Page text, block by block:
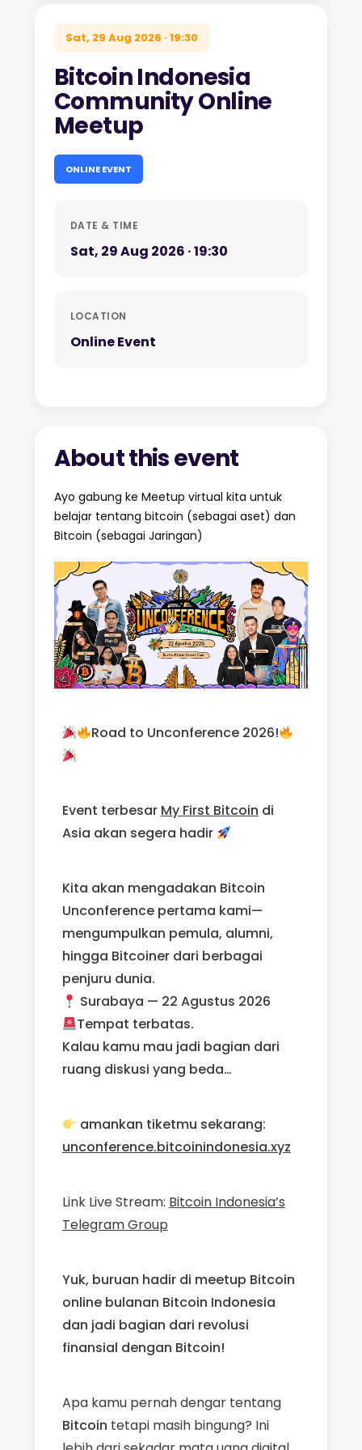
Sat, 29 Aug 2026 · 19:30
Bitcoin Indonesia
Community Online
Meetup
ONLINE EVENT
DATE & TIME
Sat, 29 Aug 2026 · 19:30
LOCATION
Online Event
About this event
Ayo gabung ke Meetup virtual kita untuk
belajar tentang bitcoin (sebagai aset) dan
Bitcoin (sebagai Jaringan)
Road to Unconference 2026!
Event terbesar My First Bitcoin di
Asia akan segera hadir
Kita akan mengadakan Bitcoin
Unconference pertama kami—
mengumpulkan pemula, alumni,
hingga Bitcoiner dari berbagai
penjuru dunia.
Surabaya — 22 Agustus 2026
Tempat terbatas.
Kalau kamu mau jadi bagian dari
ruang diskusi yang beda…
amankan tiketmu sekarang:
unconference.bitcoinindonesia.xyz
Link Live Stream: Bitcoin Indonesia’s
Telegram Group
Yuk, buruan hadir di meetup Bitcoin
online bulanan Bitcoin Indonesia
dan jadi bagian dari revolusi
finansial dengan Bitcoin!
Apa kamu pernah dengar tentang
Bitcoin tetapi masih bingung? Ini